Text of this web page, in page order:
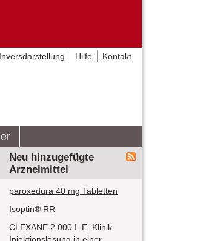
Inversdarstellung Hilfe Kontakt
Neu hinzugefügte
Arzneimittel
paroxedura 40 mg Tabletten
Isoptin® RR
CLEXANE 2.000 I. E. Klinik